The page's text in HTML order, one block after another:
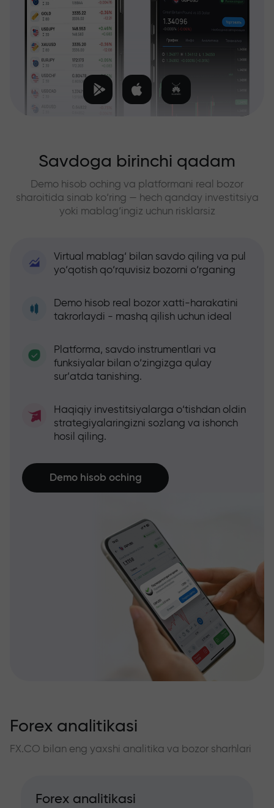
Savdoga birinchi qadam
Demo hisob oching va platformani real bozor
sharoitida sinab ko‘ring — hech qanday investitsiya
yoki mablag‘ingiz uchun risklarsiz
Virtual mablag‘ bilan savdo qiling va pul
yo‘qotish qo‘rquvisiz bozorni o‘rganing
Demo hisob real bozor xatti-harakatini
takrorlaydi - mashq qilish uchun ideal
Platforma, savdo instrumentlari va
funksiyalar bilan o‘zingizga qulay
sur’atda tanishing.
Haqiqiy investitsiyalarga o‘tishdan oldin
strategiyalaringizni sozlang va ishonch
hosil qiling.
Demo hisob oching
Forex analitikasi
FX.CO bilan eng yaxshi analitika va bozor sharhlari
Forex analitikasi